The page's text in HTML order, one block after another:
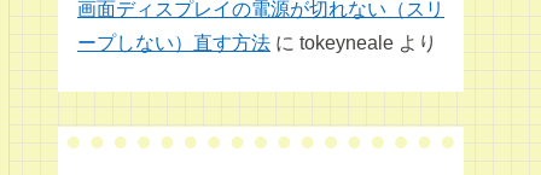
画面ディスプレイの電源が切れない（スリ
ープしない）直す方法 に tokeyneale より